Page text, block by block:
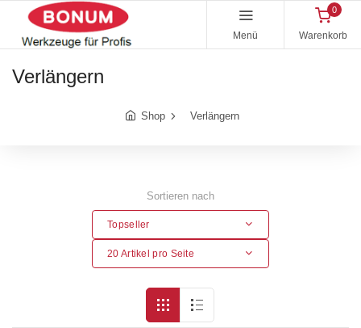
Menü
0
Warenkorb
Verlängern
Shop Verlängern
Sortieren nach
Topseller
20 Artikel pro Seite